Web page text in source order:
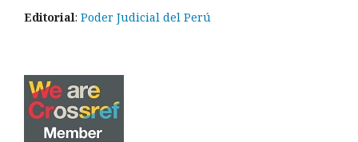
Editorial: Poder Judicial del Perú